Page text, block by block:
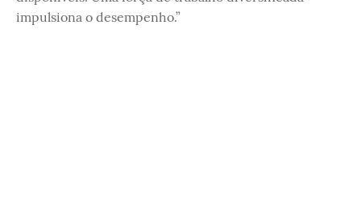
impulsiona o desempenho.”